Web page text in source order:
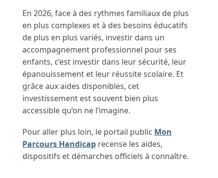
En 2026, face à des rythmes familiaux de plus
en plus complexes et à des besoins éducatifs
de plus en plus variés, investir dans un
accompagnement professionnel pour ses
enfants, c’est investir dans leur sécurité, leur
épanouissement et leur réussite scolaire. Et
grâce aux aides disponibles, cet
investissement est souvent bien plus
accessible qu’on ne l’imagine.
Pour aller plus loin, le portail public Mon
Parcours Handicap recense les aides,
dispositifs et démarches officiels à connaître.